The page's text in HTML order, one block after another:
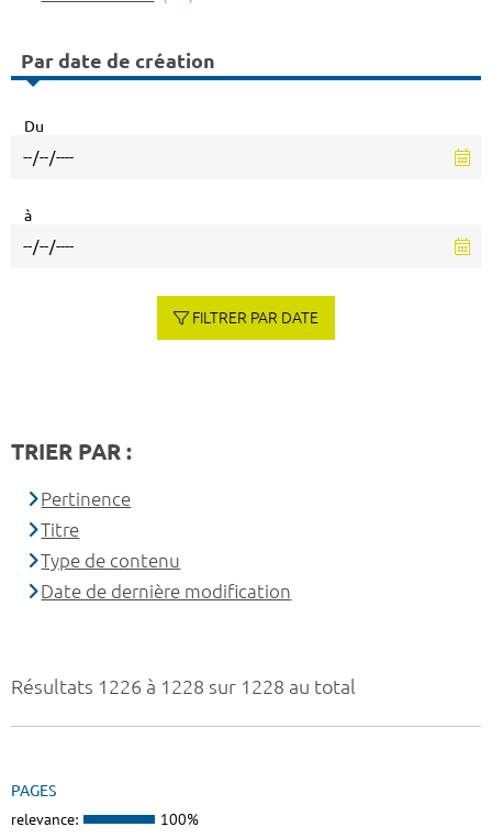
Résultats 1226 à 1228 sur 1228 au total
PAGES
relevance: 100%
Par date de création
Du
à
FILTRER PAR DATE
TRIER PAR :
Pertinence
Titre
Type de contenu
Date de dernière modification